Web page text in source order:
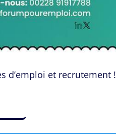
d’emploi et recrutement !